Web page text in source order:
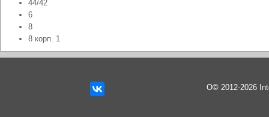
44/42
6
8
8 корп. 1
О© 2012-2026